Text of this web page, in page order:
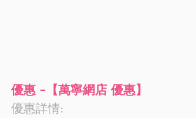
優惠 -【萬寧網店 優惠】
優惠詳情: